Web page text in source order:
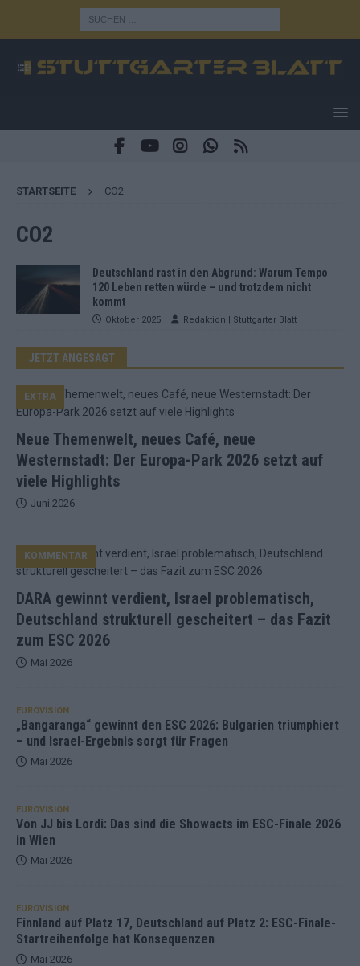
STARTSEITE CO2
CO2
Deutschland rast in den Abgrund: Warum Tempo
120 Leben retten würde – und trotzdem nicht
kommt
Oktober 2025 Redaktion | Stuttgarter Blatt
JETZT ANGESAGT
Neue Themenwelt, neues Café, neue
Westernstadt: Der Europa-Park 2026 setzt auf
viele Highlights
EXTRA
Juni 2026
DARA gewinnt verdient, Israel problematisch,
Deutschland strukturell gescheitert – das Fazit
zum ESC 2026
KOMMENTAR
Mai 2026
EUROVISION
„Bangaranga“ gewinnt den ESC 2026: Bulgarien triumphiert
– und Israel-Ergebnis sorgt für Fragen
Mai 2026
EUROVISION
Von JJ bis Lordi: Das sind die Showacts im ESC-Finale 2026
in Wien
Mai 2026
EUROVISION
Finnland auf Platz 17, Deutschland auf Platz 2: ESC-Finale-
Startreihenfolge hat Konsequenzen
Mai 2026